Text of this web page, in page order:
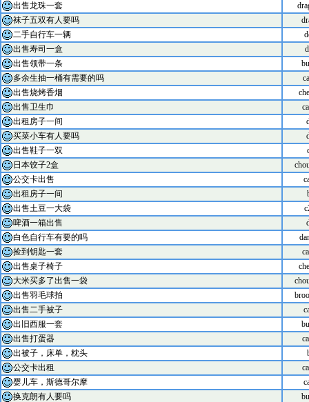
出售龙珠一套
袜子五双有人要吗
二手自行车一辆
出售寿司一盒
出售领带一条
多余生抽一桶有需要的吗
出售烧烤香烟
出售卫生巾
出租房子一间
买菜小车有人要吗
出售鞋子一双
日本饺子2盒
公交卡出售
出租房子一间
出售土豆一大袋
啤酒一箱出售
白色自行车有要的吗
捡到钥匙一套
出售桌子椅子
大米买多了出售一袋
出售羽毛球拍
出售二手被子
出旧西服一套
出售打蛋器
出被子，床单，枕头
公交卡出租
婴儿车，斯德哥尔摩
换克朗有人要吗